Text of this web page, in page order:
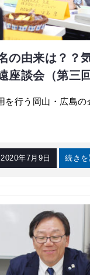
の由来は？？
座談会（第三回
を行う岡山・広島の
2020年7月9日 続きを